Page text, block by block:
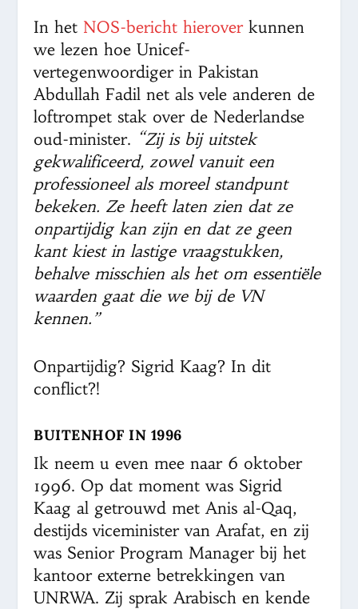
In het NOS-bericht hieroverkunnen
we lezen hoe Unicef-
vertegenwoordiger in Pakistan
Abdullah Fadil net als vele anderen de
loftrompet stak over de Nederlandse
oud-minister. “Zij is bij uitstek
gekwalificeerd, zowel vanuit een
professioneel als moreel standpunt
bekeken. Ze heeft laten zien dat ze
onpartijdig kan zijn en dat ze geen
kant kiest in lastige vraagstukken,
behalve misschien als het om essentiële
waarden gaat die we bij de VN
kennen.”
Onpartijdig? Sigrid Kaag? In dit
conflict?!
BUITENHOF IN 1996
Ik neem u even mee naar 6 oktober
1996. Op dat moment was Sigrid
Kaag al getrouwd met Anis al-Qaq,
destijds viceminister van Arafat, en zij
was Senior Program Manager bij het
kantoor externe betrekkingen van
UNRWA. Zij sprak Arabisch en kende